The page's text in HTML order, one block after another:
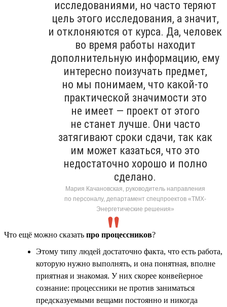
исследованиями, но часто теряют
цель этого исследования, а значит,
и отклоняются от курса. Да, человек
во время работы находит
дополнительную информацию, ему
интересно поизучать предмет,
но мы понимаем, что какой-то
практической значимости это
не имеет — проект от этого
не станет лучше. Они часто
затягивают сроки сдачи, так как
им может казаться, что это
недостаточно хорошо и полно
сделано.
Мария Качановская, руководитель направления
по персоналу, департамент спецпроектов «ТМХ-
Энергетические решения»
Что ещё можно сказать про процессников?
Этому типу людей достаточно факта, что есть работа,
которую нужно выполнять, и она понятная, вполне
приятная и знакомая. У них скорее конвейерное
сознание: процессники не против заниматься
предсказуемыми вещами постоянно и никогда